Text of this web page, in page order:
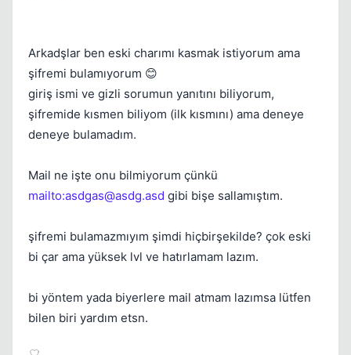
Arkadşlar ben eski charımı kasmak istiyorum ama
şifremi bulamıyorum 😊
giriş ismi ve gizli sorumun yanıtını biliyorum,
şifremide kısmen biliyom (ilk kısmını) ama deneye
deneye bulamadım.
Mail ne işte onu bilmiyorum çünkü
mailto:asdgas@asdg.asd gibi bişe sallamıştım.
şifremi bulamazmıyım şimdi hiçbirşekilde? çok eski
bi çar ama yüksek lvl ve hatırlamam lazım.
bi yöntem yada biyerlere mail atmam lazımsa lütfen
bilen biri yardım etsn.